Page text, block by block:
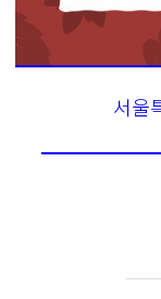
서울